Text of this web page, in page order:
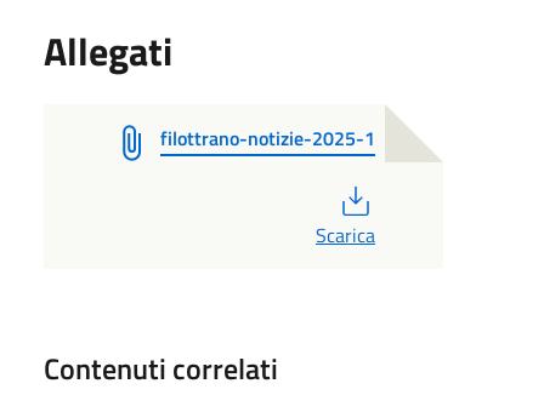
Allegati
filottrano-notizie-2025-1
Scarica
Contenuti correlati